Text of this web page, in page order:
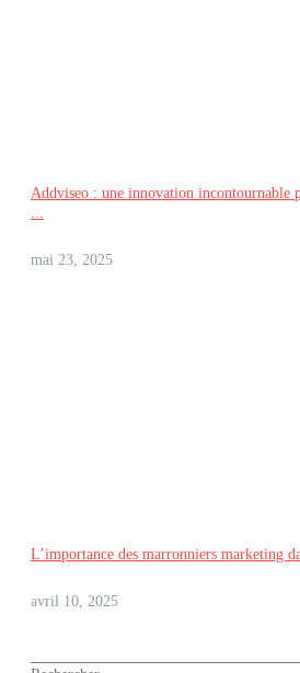
Addviseo : une innovation incontournable
mai 23, 2025
L’importance des marronniers marketing
avril 10, 2025